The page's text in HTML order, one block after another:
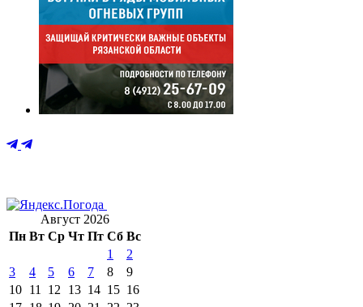
Август 2026
Пн Вт Ср Чт Пт Сб Вс
1
2
3
4 5 6 7 8
9
10 11 12 13 14 15 16